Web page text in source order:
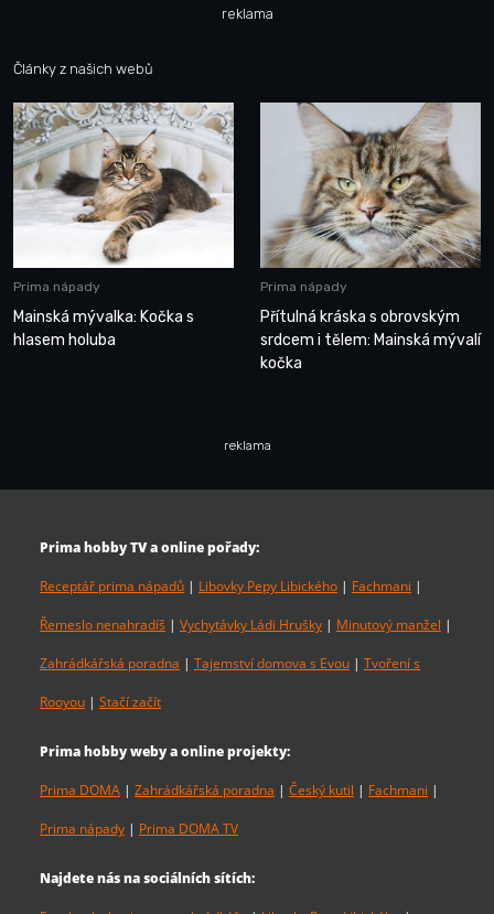
reklama
Články z našich webů
Prima nápady
Mainská mývalka: Kočka s
hlasem holuba
Prima nápady
Přítulná kráska s obrovským
srdcem i tělem: Mainská mývalí
kočka
reklama
Prima hobby TV a online pořady:
Receptář prima nápadů | Libovky Pepy Libického | Fachmani |
Řemeslo nenahradíš | Vychytávky Ládi Hrušky | Minutový manžel |
Zahrádkářská poradna | Tajemství domova s Evou | Tvoření s
Rooyou | Stačí začít
Prima hobby weby a online projekty:
Prima DOMA | Zahrádkářská poradna | Český kutil | Fachmani |
Prima nápady | Prima DOMA TV
Najdete nás na sociálních sítích: